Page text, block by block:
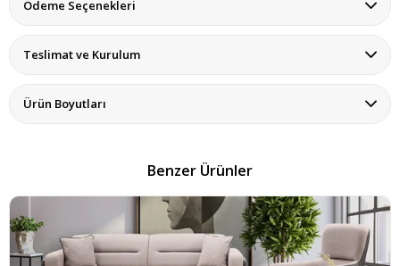
Ödeme Seçenekleri
Teslimat ve Kurulum
Ürün Boyutları
Benzer Ürünler